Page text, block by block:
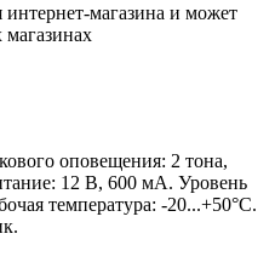
интернет-магазина и может
магазинах
оповещения: 2 тона,
12 В, 600 мА. Уровень
температура: -20...+50°C.